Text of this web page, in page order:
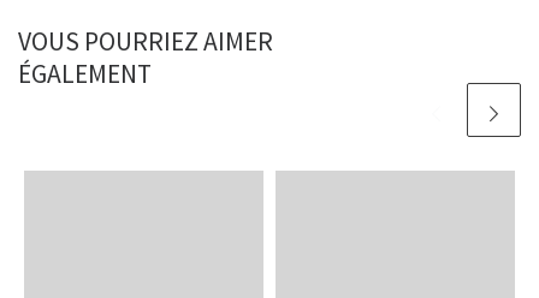
VOUS POURRIEZ AIMER
ÉGALEMENT